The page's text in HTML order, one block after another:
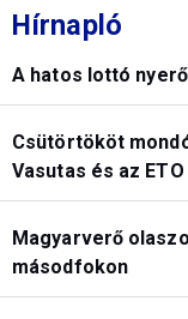
Hírnapló
A hatos lottó
Csütörtököt
Vasutas és az ETO
Magyarverő
másodfokon